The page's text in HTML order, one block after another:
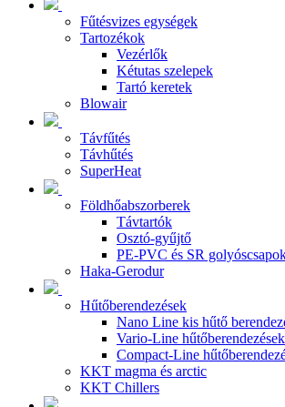
Fűtésvizes egységek
Tartozékok
Vezérlők
Kétutas szelepek
Tartó keretek
Blowair
Távfűtés
Távhűtés
SuperHeat
Földhőabszorberek
Távtartók
Osztó-gyűjtő
PE-PVC és SR
Haka-Gerodur
Hűtőberendezések
Nano Line kis hűtő
Vario-Line hűtőberendezések
Compact-Line
KKT magma és arctic
KKT Chillers